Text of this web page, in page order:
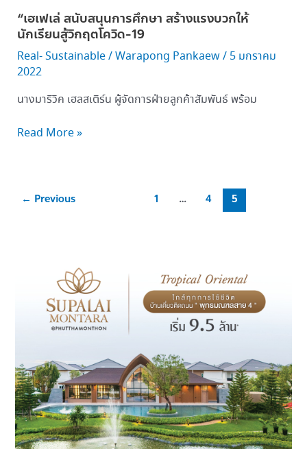
“เฮเฟเล่ สนับสนุนการศึกษา สร้างแรงบวกให้
นักเรียนสู้วิกฤตโควิด-19
Real- Sustainable/Warapong Pankaew/ 5 มกราคม
2022
นางมาริวิค เฮลสเติร์น ผู้จัดการฝ่ายลูกค้าสัมพันธ์ พร้อม
โค
วิด-19
Read More »
← Previous 1 … 4 5